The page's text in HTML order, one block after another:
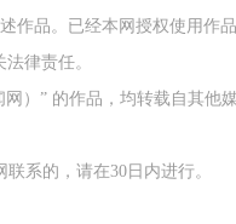
作品。已经本网授权使用作
律责任。
）” 的作品，均转载自其他
系的，请在30日内进行。